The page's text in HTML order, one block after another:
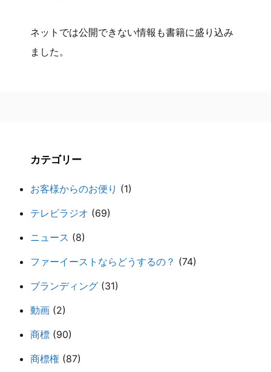
ネットでは公開できない情報も書籍に盛り込み
ました。
カテゴリー
お客様からのお便り (1)
テレビラジオ (69)
ニュース (8)
ファーイーストならどうするの？ (74)
ブランディング (31)
動画 (2)
商標 (90)
商標権 (87)